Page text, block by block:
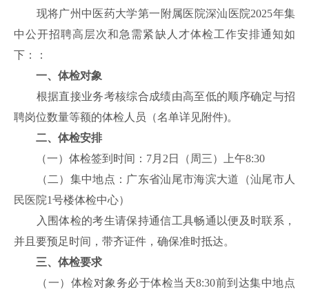
现将广州中医药大学第一附属医院深汕医院2025年集
中公开招聘高层次和急需紧缺人才体检工作安排通知如
下：：
一、体检对象
根据直接业务考核综合成绩由高至低的顺序确定与招
聘岗位数量等额的体检人员（名单详见附件)。
二、体检安排
（一）体检签到时间：7月2日（周三）上午8:30
（二）集中地点：广东省汕尾市海滨大道（汕尾市人
民医院1号楼体检中心）
入围体检的考生请保持通信工具畅通以便及时联系，
并且要预足时间，带齐证件，确保准时抵达。
三、体检要求
（一）体检对象务必于体检当天8:30前到达集中地点